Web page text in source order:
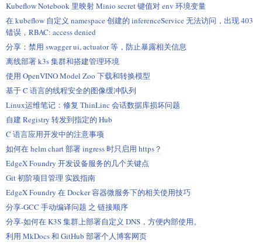
Kubeflow Notebook 里映射 Minio secret 键值对 env 环境变量
在 kubeflow 自定义 namespace 创建的 inferenceService 无法访问，出现 403
错误，RBAC: access denied
分享：禁用 swagger ui, actuator 等，防止暴露相关信息
离线部署 k3s 集群和搭建管理环境
使用 OpenVINO Model Zoo 下载和转换模型
基于 C 语言的线程安全的图像缓冲队列
Linux运维笔记：修复 ThinLinc 会话数据库损坏问题
自建 Registry 转发到指定的 Hub
C 语言应用开发中的注意事项
如何在 helm chart 部署 ingress 时只启用 https？
EdgeX Foundry 开发设备服务的几个关键点
Git 初阶项目管理 实践指南
EdgeX Foundry 在 Docker 容器微服务下的相关使用技巧
分享-GCC 手动编译问题 之 链接顺序
分享-如何在 K3S 集群上部署自定义 DNS，方便内部使用。
利用 MkDocs 和 GitHub 部署个人博客网页